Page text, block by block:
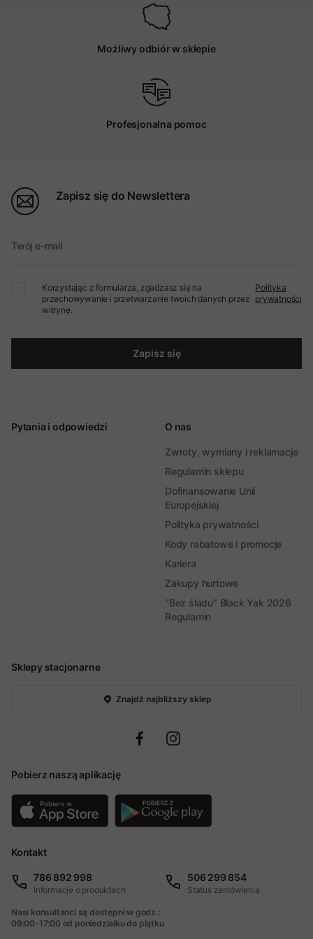
Możliwy odbiór w sklepie
Profesjonalna pomoc
Zapisz się do Newslettera
Twój e-mail
Korzystając z formularza, zgadzasz się na
przechowywanie i przetwarzanie twoich danych przez
witrynę.
Polityka
prywatności
Zapisz się
Sklepy stacjonarne
Znajdź najbliższy sklep
Pobierz naszą aplikację
Pytania i odpowiedzi O nas
Zwroty, wymiany i reklamacje
Regulamin sklepu
Dofinansowanie Unii
Europejskiej
Polityka prywatności
Kody rabatowe i promocje
Kariera
Zakupy hurtowe
"Bez śladu" Black Yak 2026
Regulamin
Kontakt
786 892 998
Informacje o produktach
506 299 854
Status zamówienia
Nasi konsultanci są dostępni w godz.:
09:00-17:00 od poniedziałku do piątku